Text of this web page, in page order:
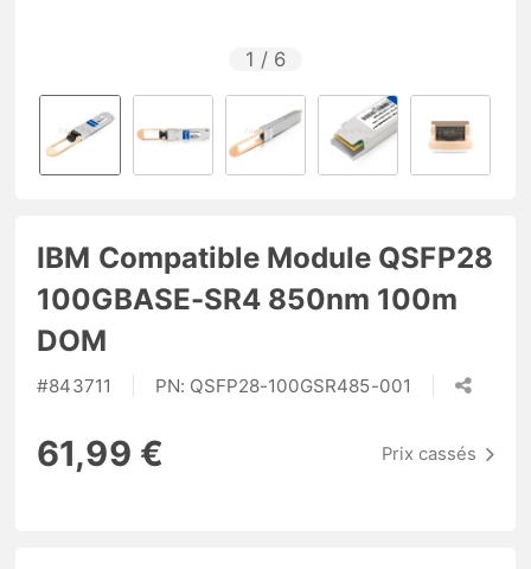
1 / 6
IBM Compatible Module QSFP28
100GBASE-SR4 850nm 100m
DOM
#843711 PN: QSFP28-100GSR485-001
61,99 € Prix cassés